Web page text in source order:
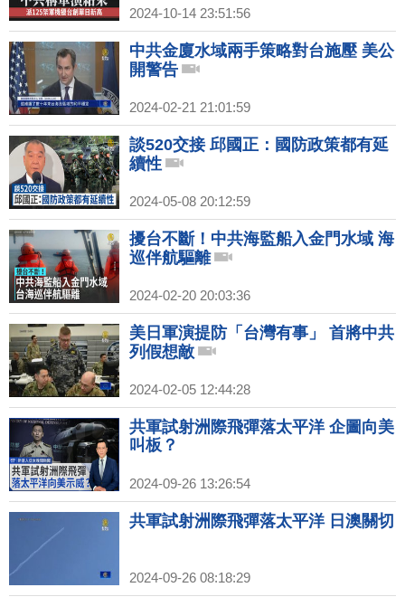
2024-10-14 23:51:56
中共金廈水域兩手策略對台施壓 美公
開警告
2024-02-21 21:01:59
談520交接 邱國正：國防政策都有延
續性
2024-05-08 20:12:59
擾台不斷！中共海監船入金門水域 海
巡伴航驅離
2024-02-20 20:03:36
美日軍演提防「台灣有事」 首將中共
列假想敵
2024-02-05 12:44:28
共軍試射洲際飛彈落太平洋 企圖向美
叫板？
2024-09-26 13:26:54
共軍試射洲際飛彈落太平洋 日澳關切
2024-09-26 08:18:29